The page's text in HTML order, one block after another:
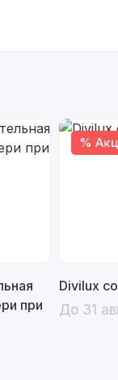
при
%
Divilux
До 31